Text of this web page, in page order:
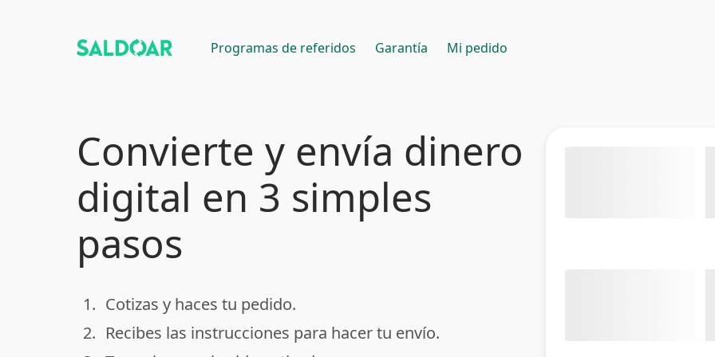
Programas de referidos Garantía Mi pedido
Convierte y envía dinero
digital en 3 simples
pasos
done
1. Cotizas y haces tu pedido.
done
2. Recibes las instrucciones para hacer tu envío.